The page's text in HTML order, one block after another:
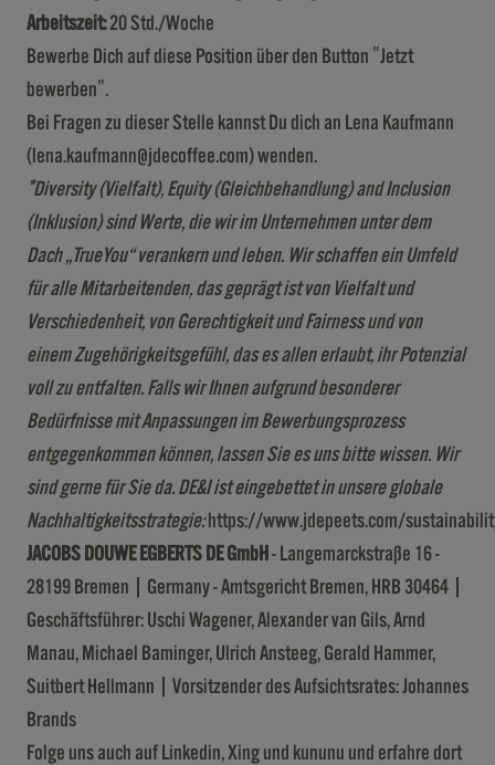
Arbeitszeit:20 Std./Woche
Bewerbe Dich auf diese Position über den Button "Jetzt
bewerben".
Bei Fragen zu dieser Stelle kannst Du dich an Lena Kaufmann
(lena.kaufmann@jdecoffee.com) wenden.
*Diversity (Vielfalt), Equity (Gleichbehandlung) and Inclusion
(Inklusion) sind Werte, die wir im Unternehmen unter dem
Dach „TrueYou“ verankern und leben. Wir schaffen ein Umfeld
für alle Mitarbeitenden, das geprägt ist von Vielfalt und
Verschiedenheit, von Gerechtigkeit und Fairness und von
einem Zugehörigkeitsgefühl, das es allen erlaubt, ihr Potenzial
voll zu entfalten. Falls wir Ihnen aufgrund besonderer
Bedürfnisse mit Anpassungen im Bewerbungsprozess
entgegenkommen können, lassen Sie es uns bitte wissen. Wir
sind gerne für Sie da. DE&I ist eingebettet in unsere globale
Nachhaltigkeitsstrategie: https://www.jdepeets.com/
JACOBS DOUWE EGBERTS DE GmbH - Langemarckstraße 16 -
28199 Bremen | Germany - Amtsgericht Bremen, HRB 30464 |
Geschäftsführer: Uschi Wagener, Alexander van Gils, Arnd
Manau, Michael Baminger, Ulrich Ansteeg, Gerald Hammer,
Suitbert Hellmann | Vorsitzender des Aufsichtsrates: Johannes
Brands
Folge uns auch auf Linkedin,Xing und kununu und erfahre dort